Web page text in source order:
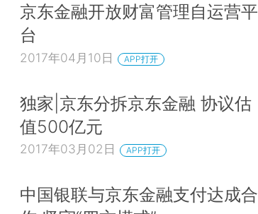
京东金融开放财富管理自运营平
台
2017年04月10日 APP打开
独家|京东分拆京东金融 协议估
值500亿元
2017年03月02日 APP打开
中国银联与京东金融支付达成合